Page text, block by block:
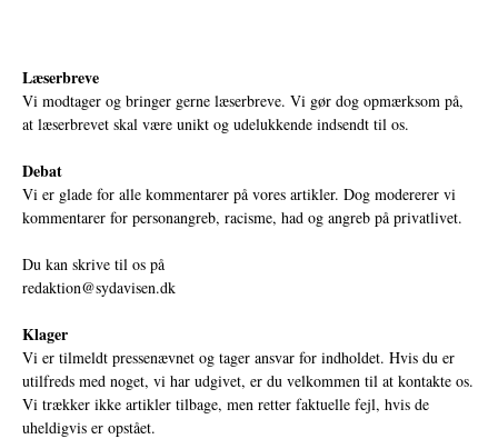
Læserbreve
Vi modtager og bringer gerne læserbreve. Vi gør dog opmærksom på,
at læserbrevet skal være unikt og udelukkende indsendt til os.
Debat
Vi er glade for alle kommentarer på vores artikler. Dog modererer vi
kommentarer for personangreb, racisme, had og angreb på privatlivet.
Du kan skrive til os på
redaktion@sydavisen.dk
Klager
Vi er tilmeldt pressenævnet og tager ansvar for indholdet. Hvis du er
utilfreds med noget, vi har udgivet, er du velkommen til at kontakte os.
Vi trækker ikke artikler tilbage, men retter faktuelle fejl, hvis de
uheldigvis er opstået.